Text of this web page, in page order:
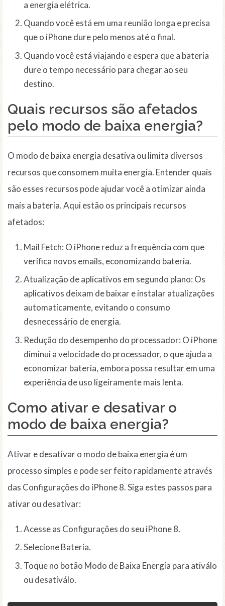
a energia elétrica.
Quando você está em uma reunião longa e precisa
que o iPhone dure pelo menos até o final.
Quando você está viajando e espera que a bateria
dure o tempo necessário para chegar ao seu
destino.
Quais recursos são afetados
pelo modo de baixa energia?
O modo de baixa energia desativa ou limita diversos
recursos que consomem muita energia. Entender quais
são esses recursos pode ajudar você a otimizar ainda
mais a bateria. Aqui estão os principais recursos
afetados:
Mail Fetch: O iPhone reduz a frequência com que
verifica novos emails, economizando bateria.
Atualização de aplicativos em segundo plano: Os
aplicativos deixam de baixar e instalar atualizações
automaticamente, evitando o consumo
desnecessário de energia.
Redução do desempenho do processador: O iPhone
diminui a velocidade do processador, o que ajuda a
economizar bateria, embora possa resultar em uma
experiência de uso ligeiramente mais lenta.
Como ativar e desativar o
modo de baixa energia?
Ativar e desativar o modo de baixa energia é um
processo simples e pode ser feito rapidamente através
das Configurações do iPhone 8. Siga estes passos para
ativar ou desativar:
Acesse as Configurações do seu iPhone 8.
Selecione Bateria.
Toque no botão Modo de Baixa Energia para ativálo
ou desativálo.